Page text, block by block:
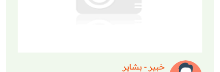
خبير - بشاير